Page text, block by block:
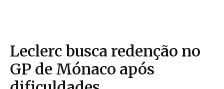
Leclerc busca redenção no
GP de Mónaco após